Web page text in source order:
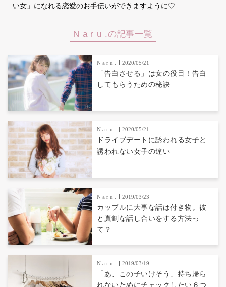
い女」になれる恋愛のお手伝いができますように♡
N a r u .の記事一覧
N a r u . 2020/05/21
「告白させる」は女の役目！告白
してもらうための秘訣
N a r u . 2020/05/21
ドライブデートに誘われる女子と
誘われない女子の違い
N a r u . 2019/03/23
カップルに大事な話は付き物。彼
と真剣な話し合いをする方法っ
て？
N a r u . 2019/03/19
「あ、この子いけそう」持ち帰ら
れないためにチェックしたい６つ